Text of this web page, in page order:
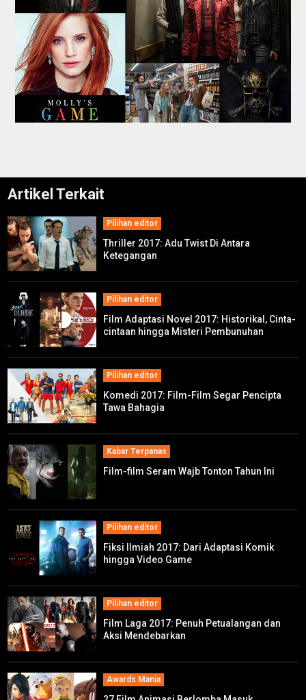
Artikel Terkait
Pilihan editor
Thriller 2017: Adu Twist Di Antara
Ketegangan
Pilihan editor
Film Adaptasi Novel 2017: Historikal, Cinta-
cintaan hingga Misteri Pembunuhan
Pilihan editor
Komedi 2017: Film-Film Segar Pencipta
Tawa Bahagia
Kabar Terpanas
Film-film Seram Wajb Tonton Tahun Ini
Pilihan editor
Fiksi Ilmiah 2017: Dari Adaptasi Komik
hingga Video Game
Pilihan editor
Film Laga 2017: Penuh Petualangan dan
Aksi Mendebarkan
Awards Mania